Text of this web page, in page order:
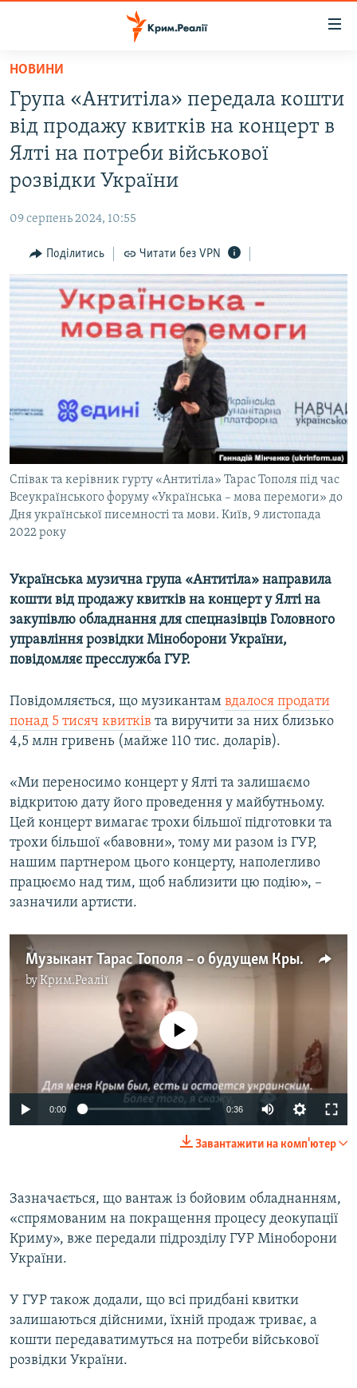
Перейти
основного
матеріалу
Перейти
до
основної
Перейти
пошуку
ВОДА.КРИМ
ВІДЕО ТА ФОТО
ПОЛІТИКА
ПОГЛЯД
ІНТЕРВ'Ю
ВСЕ ЗА ДЕНЬ
СПЕЦПРОЕКТИ
ДЕПОРТАЦІЯ
СВІДЧЕННЯ ОКУПАЦІЇ
УКРАЇНСЬКА ПРОБЛЕМА КРИМУ
ЯК ОБІЙТИ БЛОКУВАННЯ
Qırımtatar
Усі сайти RFE/RL
НОВИНИ
Група «Антитіла» передала кошти
від продажу квитків на концерт в
Ялті на потреби військової
розвідки України
09 серпень 2024, 10:55
Поділитись Читати без VPN
Співак та керівник гурту «Антитіла» Тарас Тополя під час
Всеукраїнського форуму «Українська – мова перемоги» до
Дня української писемності та мови. Київ, 9 листопада
2022 року
Українська музична група «Антитіла» направила
кошти від продажу квитків на концерт у Ялті на
закупівлю обладнання для спецназівців Головного
управління розвідки Міноборони України,
повідомляє пресслужба ГУР.
Повідомляється, що музикантам вдалося продати
понад 5 тисяч квитків та виручити за них близько
4,5 млн гривень (майже 110 тис. доларів).
«Ми переносимо концерт у Ялті та залишаємо
відкритою дату його проведення у майбутньому.
Цей концерт вимагає трохи більшої підготовки та
трохи більшої «бавовни», тому ми разом із ГУР,
нашим партнером цього концерту, наполегливо
працюємо над тим, щоб наблизити цю подію», –
зазначили артисти.
Музыкант Тарас Тополя – о будущем Крыма (видео)
byКрим.Реалії
No media source currently available
0:00 0:36
Завантажити на комп'ютер
Зазначається, що вантаж із бойовим обладнанням,
«спрямованим на покращення процесу деокупації
Криму», вже передали підрозділу ГУР Міноборони
України.
У ГУР також додали, що всі придбані квитки
залишаються дійсними, їхній продаж триває, а
кошти передаватимуться на потреби військової
розвідки України.